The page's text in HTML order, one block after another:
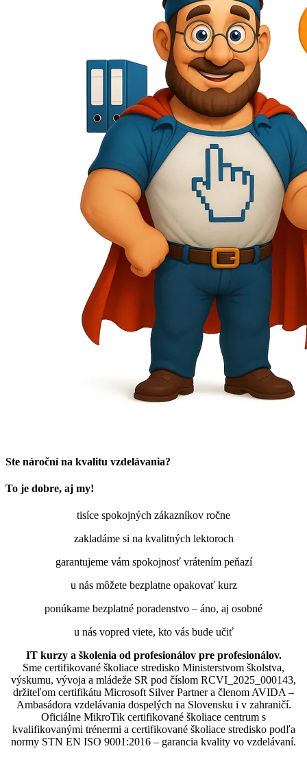
Ste nároční na kvalitu vzdelávania?
To je dobre, aj my!
tisíce spokojných zákazníkov ročne
zakladáme si na kvalitných lektoroch
garantujeme vám spokojnosť vrátením peňazí
u nás môžete bezplatne opakovať kurz
ponúkame bezplatné poradenstvo – áno, aj osobné
u nás vopred viete, kto vás bude učiť
IT kurzy a školenia od profesionálov pre profesionálov.
Sme certifikované školiace stredisko Ministerstvom školstva,
výskumu, vývoja a mládeže SR pod číslom RCVI_2025_000143,
držiteľom certifikátu Microsoft Silver Partner a členom AVIDA –
Ambasádora vzdelávania dospelých na Slovensku i v zahraničí.​​​​​​​​​​​​​​​​
Oficiálne MikroTik certifikované školiace centrum s
kvalifikovanými trénermi ​​​​​​​​​​a certifikované školiace stredisko podľa
normy STN EN ISO 9001:2016 – garancia kvality vo vzdelávaní.